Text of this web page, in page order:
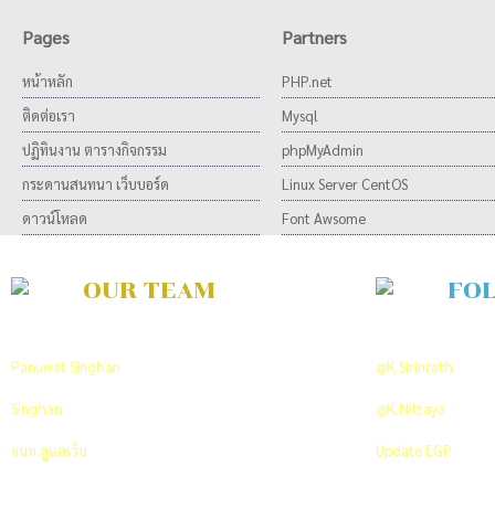
Pages
หน้าหลัก
ติดต่อเรา
ปฏิทินงาน ตารางกิจกรรม
กระดานสนทนา เว็บบอร์ด
ดาวน์โหลด
Partners
PHP.net
Mysql
phpMyAdmin
Linux Server CentOS
Font Awsome
OUR TEAM
Panuwat Singhan
Singhan
จนท.ดูแลเว็บ
@K.Sirinrath
@K.Nittaya
Update EGP